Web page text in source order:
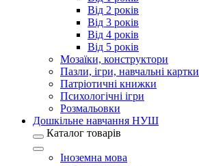
Від 2 років
Від 3 років
Від 4 років
Від 5 років
Мозаїки, конструктори
Пазли, ігри, навчальні картки
Патріотичні книжки
Психологічні ігри
Розмальовки
Дошкільне навчання НУШ
Каталог товарів
Іноземна мова